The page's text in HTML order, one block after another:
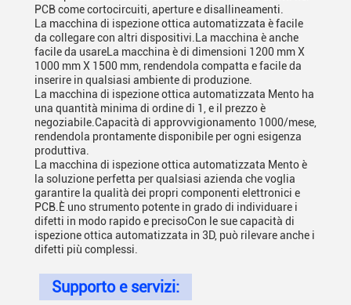
PCB come cortocircuiti, aperture e disallineamenti.
La macchina di ispezione ottica automatizzata è facile
da collegare con altri dispositivi.La macchina è anche
facile da usareLa macchina è di dimensioni 1200 mm X
1000 mm X 1500 mm, rendendola compatta e facile da
inserire in qualsiasi ambiente di produzione.
La macchina di ispezione ottica automatizzata Mento ha
una quantità minima di ordine di 1, e il prezzo è
negoziabile.Capacità di approvvigionamento 1000/mese,
rendendola prontamente disponibile per ogni esigenza
produttiva.
La macchina di ispezione ottica automatizzata Mento è
la soluzione perfetta per qualsiasi azienda che voglia
garantire la qualità dei propri componenti elettronici e
PCB.È uno strumento potente in grado di individuare i
difetti in modo rapido e precisoCon le sue capacità di
ispezione ottica automatizzata in 3D, può rilevare anche i
difetti più complessi.
Supporto e servizi: